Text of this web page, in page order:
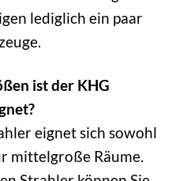
lediglich ein paar
ist der KHG
eignet sich sowohl
mittelgroße Räume.